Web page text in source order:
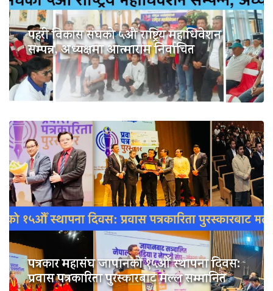
पहरी विकास संघको ५औं राष्ट्रिय महाधिवेशन
सम्पन्न, अध्यक्षमा आत्माराम निर्वाचित
पत्रकार महासंघ जापानको १५औँ स्थापना दिवस:
प्रवास पत्रकारिता पुरस्कारबाट मल्ल सम्मानित